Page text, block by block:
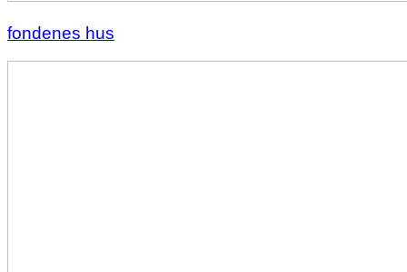
fondenes hus